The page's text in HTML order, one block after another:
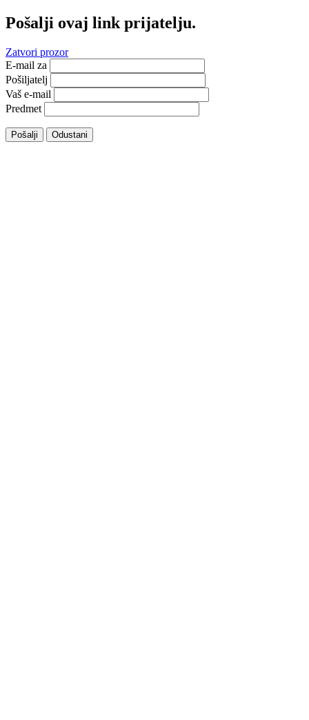
Pošalji ovaj link prijatelju.
Zatvori prozor
E-mail za
Pošiljatelj
Vaš e-mail
Predmet
Pošalji Odustani